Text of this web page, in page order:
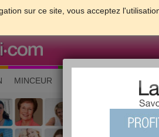
sur ce site, vous acceptez
MINCEUR FORME &